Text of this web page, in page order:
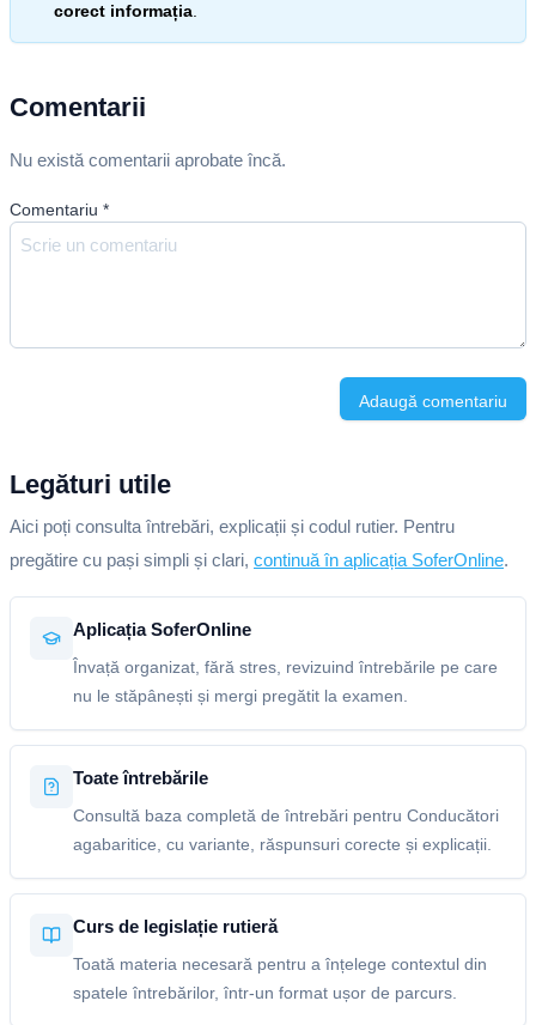
corect informația
Comentarii
Nu există comentarii aprobate încă.
Comentariu *
Adaugă comentariu
Legături utile
Aici poți consulta întrebări, explicații și codul rutier. Pentru
pregătire cu pași simpli și clari, continuă în aplicația SoferOnline.
Aplicația SoferOnline
Învață organizat, fără stres, revizuind întrebările pe care
nu le stăpânești și mergi pregătit la examen.
Toate întrebările
Consultă baza completă de întrebări pentru Conducători
agabaritice, cu variante, răspunsuri corecte și explicații.
Curs de legislație rutieră
Toată materia necesară pentru a înțelege contextul din
spatele întrebărilor, într-un format ușor de parcurs.